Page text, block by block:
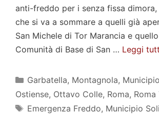
anti-freddo per i senza fissa dimora,
che si va a sommare a quelli già
San Michele di Tor Marancia e
Comunità di Base di San … Leggi
Categorie
Garbatella, Montagnola,
Ostiense, Ottavo Colle, Roma, Roma
Tag
Emergenza Freddo, Municipio